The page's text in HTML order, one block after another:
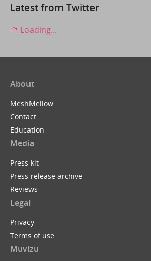
Latest from Twitter
Loading...
About
MeshMellow
Contact
Education
Media
Press kit
Press release archive
Reviews
Legal
Privacy
Terms of use
Muvizu